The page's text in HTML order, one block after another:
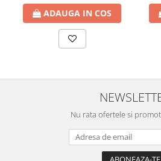
ADAUGA IN COS
Nu rata ofertele si